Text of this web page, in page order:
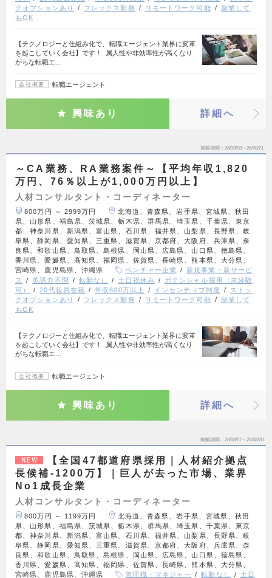
クオプションあり
フレックス勤務 リモートワーク可能
副業して
もOK
【テクノロジーと仕組み化で、転職エージェント業界に変革
を起こしていく会社】です！ 属人性や非効率性が高くなり
がちな転職エ…
会社概要 転職エージェント
興味あり 詳細へ
掲載期間 26/08/08～26/08/21
～CA業務、RA業務案件～【平均年収1,820
万円、76％以上が1,000万円以上】
人材コンサルタント・コーディネーター
800万円 ～ 2999万円
北海道、青森県、岩手県、宮城県、秋田
県、山形県、福島県、茨城県、栃木県、群馬県、埼玉県、千葉県、東京
都、神奈川県、新潟県、富山県、石川県、福井県、山梨県、長野県、岐
阜県、静岡県、愛知県、三重県、滋賀県、京都府、大阪府、兵庫県、奈
良県、和歌山県、鳥取県、島根県、岡山県、広島県、山口県、徳島県、
香川県、愛媛県、高知県、福岡県、佐賀県、長崎県、熊本県、大分県、
宮崎県、鹿児島県、沖縄県
ベンチャー企業
新規事業・新サービ
ス
英語力不問 転勤なし 土日祝休み
ポテンシャル採用（未経験
可）
20代役員在籍 年収600万以上 インセンティブ制度
ストッ
クオプションあり
フレックス勤務 リモートワーク可能
副業して
もOK
【テクノロジーと仕組み化で、転職エージェント業界に変革
を起こしていく会社】です！ 属人性や非効率性が高くなり
がちな転職エ…
会社概要 転職エージェント
興味あり 詳細へ
掲載期間 26/08/07～26/08/20
NEW
【全国47都道府県採用｜人材紹介拠点
長候補-1200万】｜巨人が去った市場、業界
No1成長企業
人材コンサルタント・コーディネーター
800万円 ～ 1199万円
北海道、青森県、岩手県、宮城県、秋田
県、山形県、福島県、茨城県、栃木県、群馬県、埼玉県、千葉県、東京
都、神奈川県、新潟県、富山県、石川県、福井県、山梨県、長野県、岐
阜県、静岡県、愛知県、三重県、滋賀県、京都府、大阪府、兵庫県、奈
良県、和歌山県、鳥取県、島根県、岡山県、広島県、山口県、徳島県、
香川県、愛媛県、高知県、福岡県、佐賀県、長崎県、熊本県、大分県、
宮崎県、鹿児島県、沖縄県
管理職・マネジャー 転勤なし
土日